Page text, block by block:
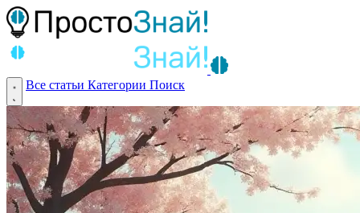
Все статьи Категории Поиск